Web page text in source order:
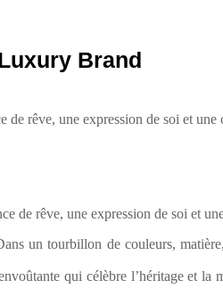
Brand
rêve, une expression de soi et une
rêve, une expression de soi et
un tourbillon de couleurs,
qui célèbre l’héritage et